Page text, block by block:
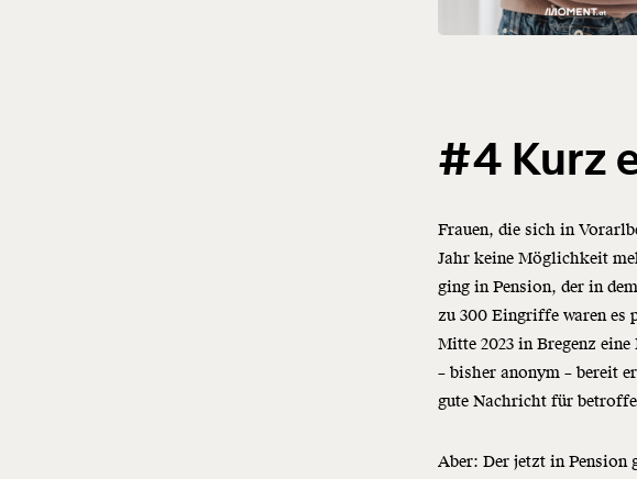
#4 Kurz
Frauen, die sich in
Jahr keine Möglichkeit
ging in Pension, der in
zu 300 Eingriffe waren es
Mitte 2023 in Bregenz
– bisher anonym – bereit
gute Nachricht für
Aber: Der jetzt in Pension